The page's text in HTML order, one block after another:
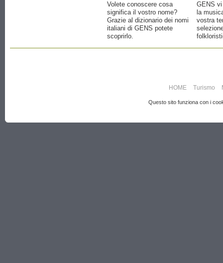
Volete conoscere cosa
significa il vostro nome?
Grazie al dizionario dei nomi
italiani di GENS potete
scoprirlo.
GENS
la
vostra
HOME Turismo
Questo sito funziona con i